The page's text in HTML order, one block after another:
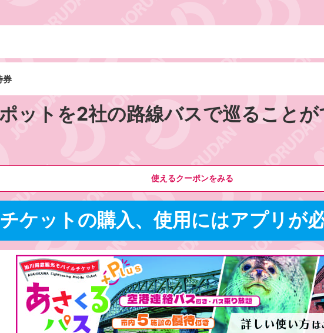
券
ットを2社の路線バスで巡ること
使えるクーポンをみる
チケットの購入、使用にはアプリが